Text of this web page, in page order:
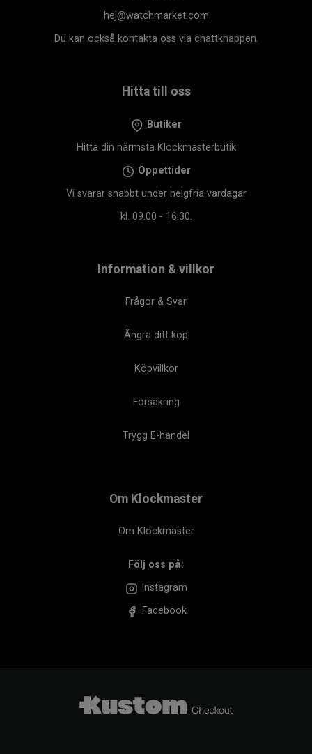
hej@watchmarket.com
Du kan också kontakta oss via chattknappen.
Hitta till oss
Butiker
Hitta din närmsta Klockmasterbutik
Öppettider
Vi svarar snabbt under helgfria vardagar
kl. 09.00 - 16.30.
Information & villkor
Frågor & Svar
Ångra ditt köp
Köpvillkor
Försäkring
Trygg E-handel
Om Klockmaster
Om Klockmaster
Följ oss på:
Instagram
Facebook